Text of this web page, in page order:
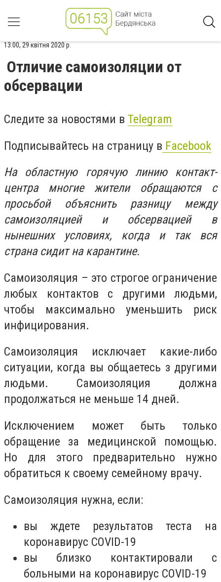
13:00, 29 квітня 2020 р.
Отличие самоизоляции от
обсервации
Следите за новостями в Telegram
Подписывайтесь на страницу в Facebook
На областную горячую линию контакт-
центра многие жители обращаются с
просьбой объяснить разницу между
самоизоляцией и обсервацией в
нынешних условиях, когда и так вся
страна сидит на карантине.
Самоизоляция – это строгое ограничение
любых контактов с другими людьми,
чтобы максимально уменьшить риск
инфицирования.
Самоизоляция исключает какие-либо
ситуации, когда вы общаетесь з другими
людьми. Самоизоляция должна
продолжаться не меньше 14 дней.
Исключением может быть только
обращение за медицинской помощью.
Но для этого предварительно нужно
обратиться к своему семейному врачу.
Самоизоляция нужна, если:
вы ждете результатов теста на
коронавирус COVID-19
вы близко контактировали с
больными на коронавирус COVID-19